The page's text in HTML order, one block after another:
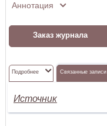
Аннотация
Заказ журнала
Подробнее Связанные записи
Источник